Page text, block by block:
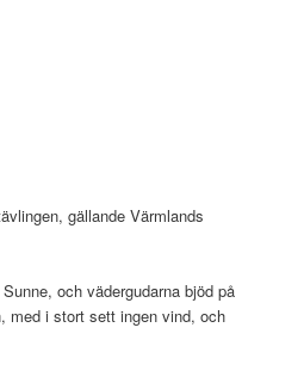
gällande Värmlands
och vädergudarna bjöd på
med i stort sett ingen vind, och